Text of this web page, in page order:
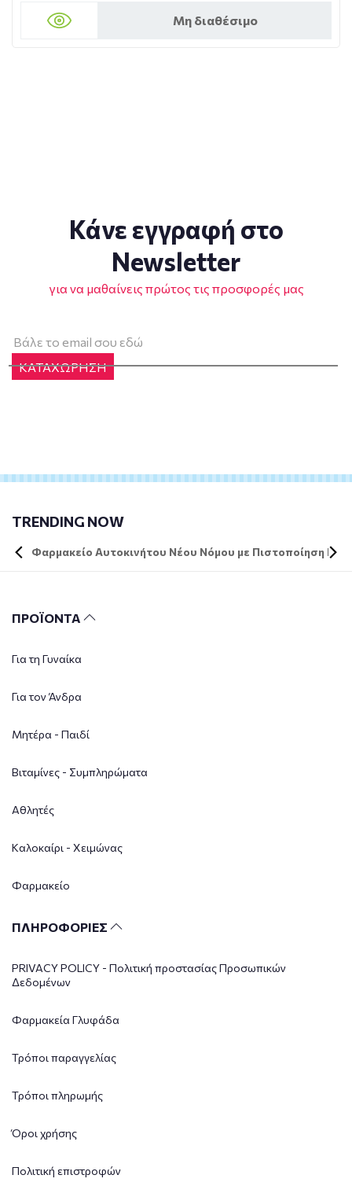
Μη διαθέσιμο
Κάνε εγγραφή στο
Newsletter
για να μαθαίνεις πρώτος τις προσφορές μας
ΚΑΤΑΧΩΡΗΣΗ
TRENDING NOW
Φαρμακείο Αυτοκινήτου Νέου Νόμου με Πιστοποίηση DIN
ΠΡΟΪΟΝΤΑ
Για τη Γυναίκα
Για τον Άνδρα
Μητέρα - Παιδί
Βιταμίνες - Συμπληρώματα
Αθλητές
Καλοκαίρι - Χειμώνας
Φαρμακείο
ΠΛΗΡΟΦΟΡΙΕΣ
PRIVACY POLICY - Πολιτική προστασίας Προσωπικών
Δεδομένων
Φαρμακεία Γλυφάδα
Τρόποι παραγγελίας
Τρόποι πληρωμής
Όροι χρήσης
Πολιτική επιστροφών